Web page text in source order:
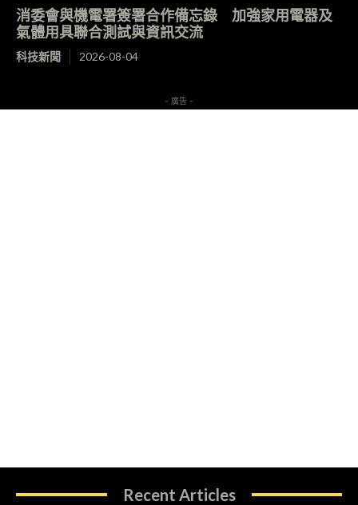
消委會與機電署簽署合作備忘錄 加強家用電器及
氣體用具聯合測試與資訊交流
科技新聞 2026-08-04
- 廣告 -
Recent Articles